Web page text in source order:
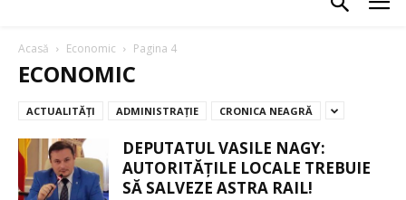
Acasă Economic Pagina 4
ECONOMIC
ACTUALITĂȚI ADMINISTRAȚIE CRONICA NEAGRĂ
DEPUTATUL VASILE NAGY:
AUTORITĂȚILE LOCALE TREBUIE
SĂ SALVEZE ASTRA RAIL!